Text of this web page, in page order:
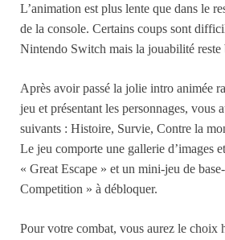
L’animation est plus lente que dans le
de la console. Certains coups sont
Nintendo Switch mais la jouabilité reste
Après avoir passé la jolie intro animée
jeu et présentant les personnages, vous
suivants : Histoire, Survie, Contre la
Le jeu comporte une gallerie d’images
« Great Escape » et un mini-jeu de
Competition » à débloquer.
Pour votre combat, vous aurez le choix